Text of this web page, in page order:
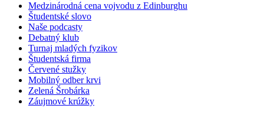
Medzinárodná cena vojvodu z Edinburghu
Študentské slovo
Naše podcasty
Debatný klub
Turnaj mladých fyzikov
Študentská firma
Červené stužky
Mobilný odber krvi
Zelená Šrobárka
Záujmové krúžky